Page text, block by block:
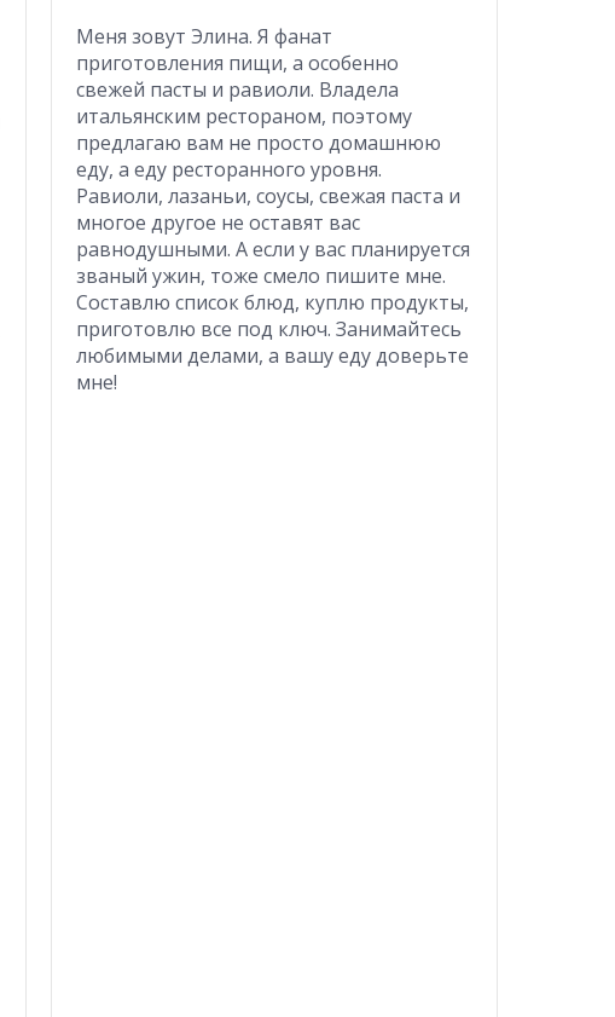
Меня зовут Элина. Я фанат
приготовления пищи, а особенно
свежей пасты и равиоли. Владела
итальянским рестораном, поэтому
предлагаю вам не просто домашнюю
еду, а еду ресторанного уровня.
Равиоли, лазаньи, соусы, свежая паста и
многое другое не оставят вас
равнодушными. А если у вас планируется
званый ужин, тоже смело пишите мне.
Составлю список блюд, куплю продукты,
приготовлю все под ключ. Занимайтесь
любимыми делами, а вашу еду доверьте
мне!